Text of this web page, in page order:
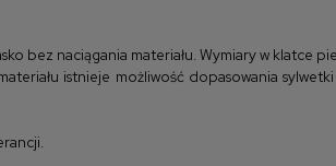
bez naciągania materiału. Wymiary w klatce
istnieje możliwość dopasowania